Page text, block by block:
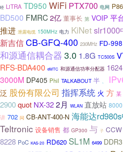
经 LiTRA TD950 WiFi PTX700 电网
BD500 FMRC2亿 董事长 第 VOIP 平
推进 泄露电缆 150MHz 电力 KiNetslr1000
新吉信CB-GFQ-400 230MHz FD-998
和源通信耦合器 3.0 1.8G TC500S
RFS-BDA400 eMTC 和源通信功率分配器 1624
3000M DP405 Phil TALKABOUT 半 、
泛 股份有限公司 指挥系统 火 方 某
2900quot NX-322月 WLAN 直放站 8000
讲 702 问 CB-ANT-400-N 海能达
Teltronic 设备销售 都 GP300 与 子 CCW
8228 PoC KAS-20 RD620 SL1M 6499 DDR3